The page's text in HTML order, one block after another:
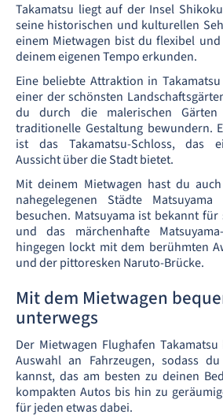
Takamatsu liegt auf der Insel
seine historischen und kulturellen
einem Mietwagen bist du flexibel
deinem eigenen Tempo erkunden.
Eine beliebte Attraktion in
einer der schönsten
du durch die malerischen
traditionelle Gestaltung bewundern.
ist das Takamatsu-Schloss, das
Aussicht über die Stadt bietet.
Mit deinem Mietwagen hast du
nahegelegenen Städte
besuchen. Matsuyama ist bekannt
und das märchenhafte
hingegen lockt mit dem berühmten
und der pittoresken Naruto-Brücke.
Mit dem Mietwagen
unterwegs
Der Mietwagen Flughafen
Auswahl an Fahrzeugen, sodass
kannst, das am besten zu deinen
kompakten Autos bis hin zu
für jeden etwas dabei.